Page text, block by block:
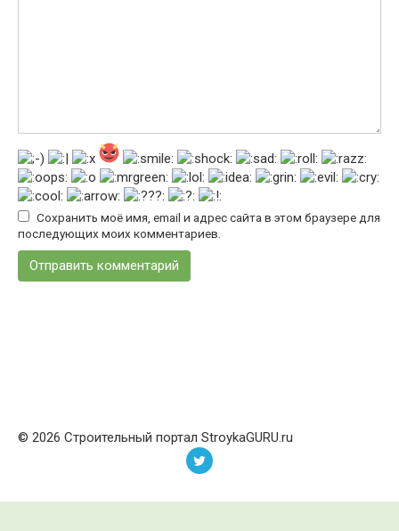
Сохранить моё имя, email и адрес сайта в этом браузере для
последующих моих комментариев.
© 2026 Строительный портал StroykaGURU.ru